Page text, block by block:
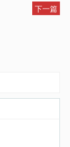
下一篇